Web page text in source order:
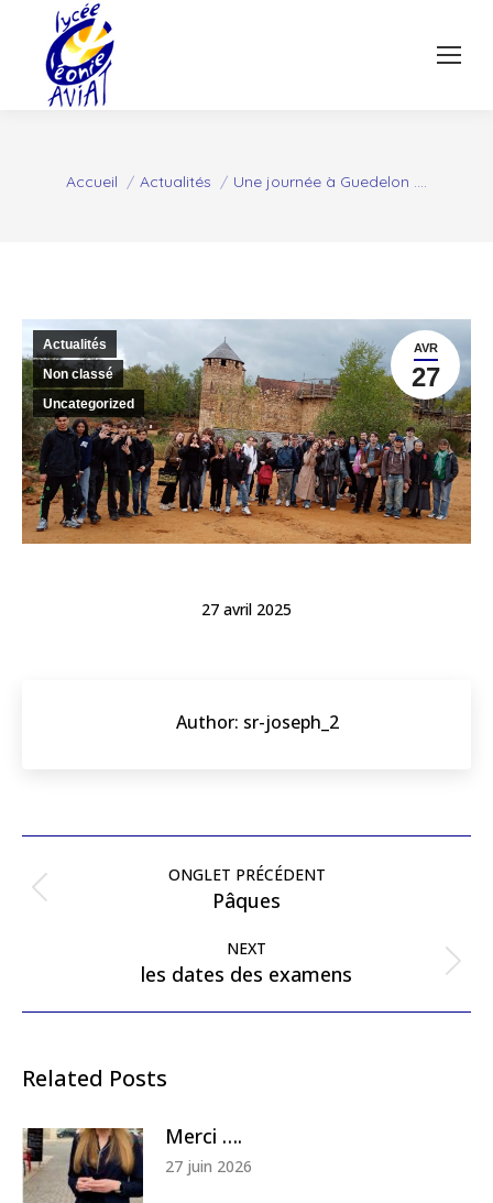
Vous êtes ici :
Accueil Actualités Une journée à Guedelon ….
AVR
27
Actualités
Non classé
Uncategorized
27 avril 2025
Author: sr-joseph_2
ONGLET PRÉCÉDENT
Pâques
NEXT
les dates des examens
Related Posts
Merci ….
27 juin 2026